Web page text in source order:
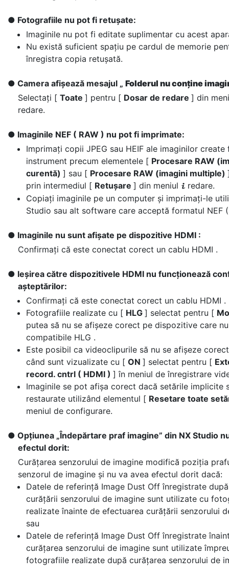
Fotografiile nu pot fi retușate:
Imaginile nu pot fi editate suplimentar cu acest
Nu există suficient spațiu pe cardul de memorie
înregistra copia retușată.
Camera afișează mesajul „ Folderul nu conține
Selectați [ Toate ] pentru [ Dosar de redare ] din
redare.
Imaginile NEF ( RAW ) nu pot fi imprimate:
Imprimați copii JPEG sau HEIF ale imaginilor create
instrument precum elementele [ Procesare RAW
curentă) ] sau [ Procesare RAW (imagini multiple)
prin intermediul [ Retușare ] din meniul i redare.
Copiați imaginile pe un computer și imprimați-le
Studio sau alt software care acceptă formatul NEF (
Imaginile nu sunt afișate pe dispozitive HDMI :
Confirmați că este conectat corect un cablu HDMI .
Ieșirea către dispozitivele HDMI nu funcționează
așteptărilor:
Confirmați că este conectat corect un cablu HDMI .
Fotografiile realizate cu [ HLG ] selectat pentru [
putea să nu se afișeze corect pe dispozitive care
compatibile HLG .
Este posibil ca videoclipurile să nu se afișeze
când sunt vizualizate cu [ ON ] selectat pentru [
record. cntrl ( HDMI ) ] în meniul de înregistrare
Imaginile se pot afișa corect dacă setările implicite
restaurate utilizând elementul [ Resetare toate
meniul de configurare.
Opțiunea „Îndepărtare praf imagine” din NX Studio
efectul dorit:
Curățarea senzorului de imagine modifică poziția
senzorul de imagine și nu va avea efectul dorit dacă:
Datele de referință Image Dust Off înregistrate
curățării senzorului de imagine sunt utilizate cu
realizate înainte de efectuarea curățării senzorului
sau
Datele de referință Image Dust Off înregistrate
curățarea senzorului de imagine sunt utilizate
fotografiile realizate după curățarea senzorului de